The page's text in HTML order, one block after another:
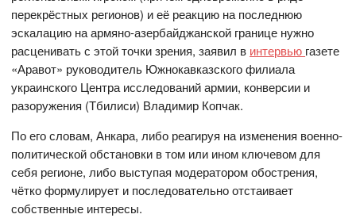
перекрёстных регионов) и её реакцию на последнюю
эскалацию на армяно-азербайджанской границе нужно
расценивать с этой точки зрения, заявил в интервью газете
«Аравот» руководитель Южнокавказского филиала
украинского Центра исследований армии, конверсии и
разоружения (Тбилиси) Владимир Копчак.
По его словам, Анкара, либо реагируя на изменения военно-
политической обстановки в том или ином ключевом для
себя регионе, либо выступая модератором обострения,
чётко формулирует и последовательно отстаивает
собственные интересы.